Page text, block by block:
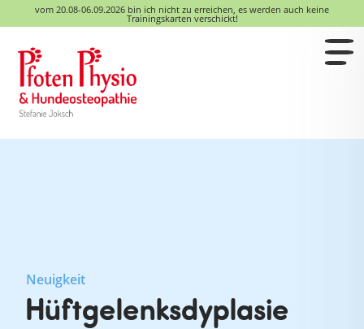
vom 20.08-06.09.2026 bin ich nicht zu erreichen, es werden auch keine
Trainingskarten verschickt!
Neuigkeit
Hüftgelenksdyplasie